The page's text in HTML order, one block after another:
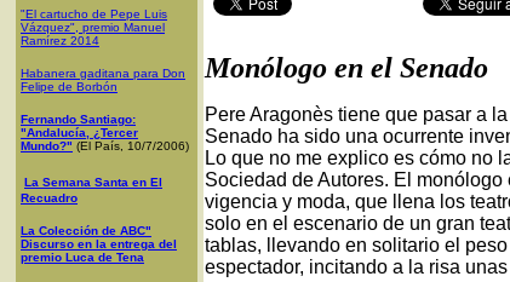
"El cartucho de Pepe Luis
Vázquez", premio Manuel
Ramírez 2014
Habanera gaditana para Don
Felipe de Borbón
Fernando Santiago:
"Andalucía, ¿Tercer
Mundo?" (El País, 10/7/2006)
La Semana Santa en El
Recuadro
La Colección de ABC"
Discurso en la entrega del
premio Luca de Tena
Monólogo en el Senado
Pere Aragonès tiene que pasar a
Senado ha sido una ocurrente
Lo que no me explico es cómo no
Sociedad de Autores. El
vigencia y moda, que llena los
solo en el escenario de un gran
tablas, llevando en solitario el
espectador, incitando a la risa